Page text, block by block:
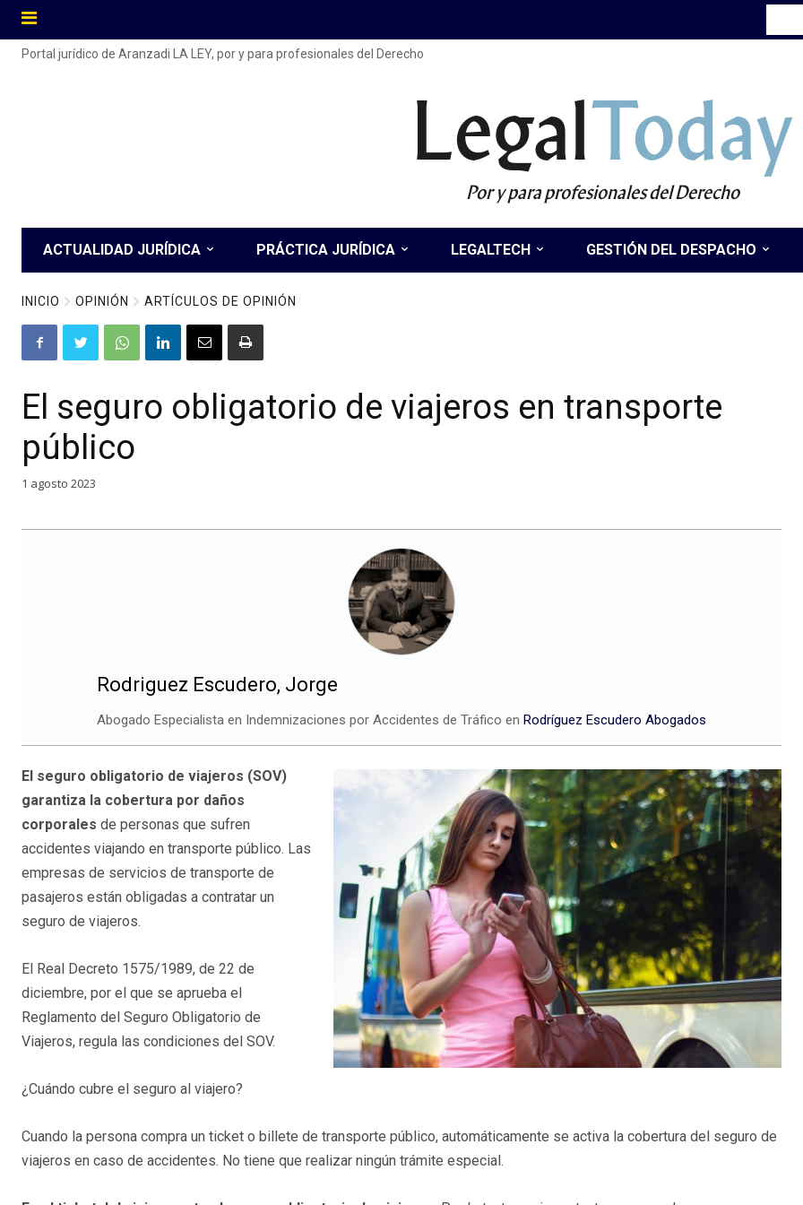
Portal jurídico de Aranzadi LA LEY, por y para profesionales del Derecho
LegalToday
Por y para profesionales del Derecho
ACTUALIDAD JURÍDICA PRÁCTICA JURÍDICA LEGALTECH GESTIÓN DEL DESPACHO
INICIO OPINIÓN ARTÍCULOS DE OPINIÓN
El seguro obligatorio de viajeros en transporte
público
1 agosto 2023
Rodriguez Escudero, Jorge
Abogado Especialista en Indemnizaciones por Accidentes de Tráfico en Rodríguez Escudero Abogados
El seguro obligatorio de viajeros (SOV)
garantiza la cobertura por daños
corporales de personas que sufren
accidentes viajando en transporte público. Las
empresas de servicios de transporte de
pasajeros están obligadas a contratar un
seguro de viajeros.
El Real Decreto 1575/1989, de 22 de
diciembre, por el que se aprueba el
Reglamento del Seguro Obligatorio de
Viajeros, regula las condiciones del SOV.
¿Cuándo cubre el seguro al viajero?
Cuando la persona compra un ticket o billete de transporte público, automáticamente se activa la cobertura del seguro de
viajeros en caso de accidentes. No tiene que realizar ningún trámite especial.